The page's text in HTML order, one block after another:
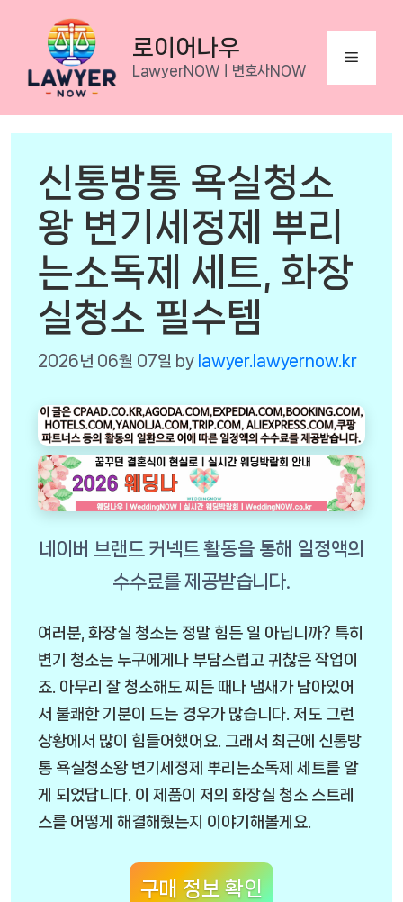
content
로이어나우
LawyerNOWㅣ변호사NOW
Menu
신통방통 욕실청소
왕 변기세정제 뿌리
는소독제 세트, 화장
실청소 필수템
2026년 06월 07일 by lawyer.lawyernow.kr
여러분, 화장실 청소는 정말 힘든 일 아닙니까? 특히
변기 청소는 누구에게나 부담스럽고 귀찮은 작업이
죠. 아무리 잘 청소해도 찌든 때나 냄새가 남아있어
서 불쾌한 기분이 드는 경우가 많습니다. 저도 그런
상황에서 많이 힘들어했어요. 그래서 최근에 신통방
통 욕실청소왕 변기세정제 뿌리는소독제 세트를 알
게 되었답니다. 이 제품이 저의 화장실 청소 스트레
스를 어떻게 해결해줬는지 이야기해볼게요.
구매 정보 확인